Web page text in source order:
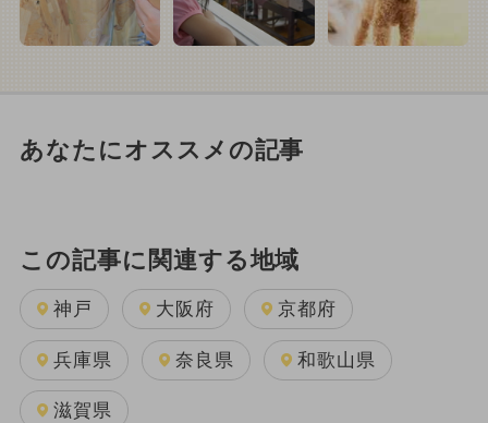
あなたにオススメの記事
この記事に関連する地域
神戸 大阪府 京都府
兵庫県 奈良県 和歌山県
滋賀県